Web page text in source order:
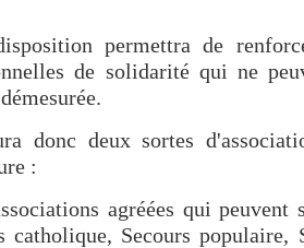
permettra de
de solidarité qui ne
donc deux sortes
:
agréées qui
catholique, Secours